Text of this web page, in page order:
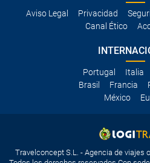
Aviso Legal Privacidad
Canal Ético
Portugal Italia
Brasil
Francia
México
Travelconcept S.L. - Agencia de viajes